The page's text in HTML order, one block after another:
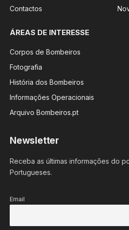
Contactos
ÁREAS DE INTERESSE
Corpos de Bombeiros
Fotografia
História dos Bombeiros
Informações Operacionais
Arquivo Bombeiros.pt
Newsletter
Receba as últimas informações do
Portugueses.
Email